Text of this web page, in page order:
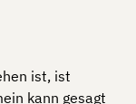
ist, ist
kann gesagt